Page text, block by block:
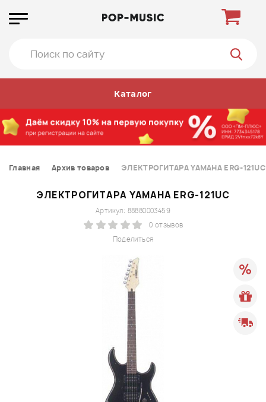
Каталог
Главная Архив товаров ЭЛЕКТРОГИТАРА YAMAHA ERG-121UC
ЭЛЕКТРОГИТАРА YAMAHA ERG-121UC
Поделиться
Артикул: 88880003459
0 отзывов